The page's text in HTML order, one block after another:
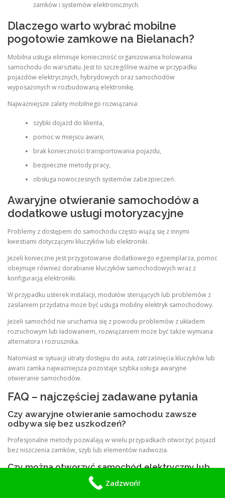
zamków i systemów elektronicznych.
Dlaczego warto wybrać mobilne
pogotowie zamkowe na Bielanach?
Mobilna usługa eliminuje konieczność organizowania holowania
samochodu do warsztatu. Jest to szczególnie ważne w przypadku
pojazdów elektrycznych, hybrydowych oraz samochodów
wyposażonych w rozbudowaną elektronikę.
Najważniejsze zalety mobilnego rozwiązania:
szybki dojazd do klienta,
pomoc w miejscu awarii,
brak konieczności transportowania pojazdu,
bezpieczne metody pracy,
obsługa nowoczesnych systemów zabezpieczeń.
Awaryjne otwieranie samochodów a
dodatkowe usługi motoryzacyjne
Problemy z dostępem do samochodu często wiążą się z innymi
kwestiami dotyczącymi kluczyków lub elektroniki.
Jeżeli konieczne jest przygotowanie dodatkowego egzemplarza, pomoc
obejmuje również dorabianie kluczyków samochodowych wraz z
konfiguracją elektroniki.
W przypadku usterek instalacji, modułów sterujących lub problemów z
zasilaniem przydatna może być usługa mobilny elektryk samochodowy.
Jeżeli samochód nie uruchamia się z powodu problemów z układem
rozruchowym lub ładowaniem, rozwiązaniem może być także wymiana
alternatora i rozrusznika.
Natomiast w sytuacji utraty dostępu do auta, zatrzaśnięcia kluczyków lub
awarii zamka najważniejsza pozostaje szybka usługa awaryjne
otwieranie samochodów.
FAQ – najczęściej zadawane pytania
Czy awaryjne otwieranie samochodu zawsze
odbywa się bez uszkodzeń?
Profesjonalne metody pozwalają w wielu przypadkach otworzyć pojazd
bez niszczenia zamków, szyb lub elementów nadwozia.
Czy można otworzyć samochód elektryczny lub
Tak. Nowoczesne pojazdy EV i hybrydowe wymagają jednak
Zadzwoń!